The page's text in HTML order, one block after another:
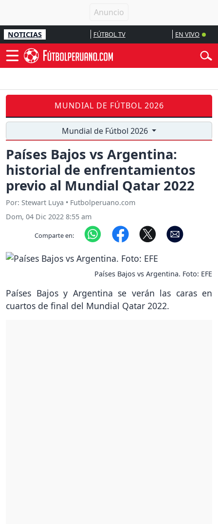
NOTICIAS FÚTBOL TV EN VIVO
MUNDIAL DE FÚTBOL 2026
Mundial de Fútbol 2026
Países Bajos vs Argentina:
historial de enfrentamientos
previo al Mundial Qatar 2022
Por: Stewart Luya • Futbolperuano.com
Dom, 04 Dic 2022 8:55 am
Comparte en:
Países Bajos vs Argentina. Foto: EFE
Países Bajos y Argentina se verán las caras en
cuartos de final del Mundial Qatar 2022.